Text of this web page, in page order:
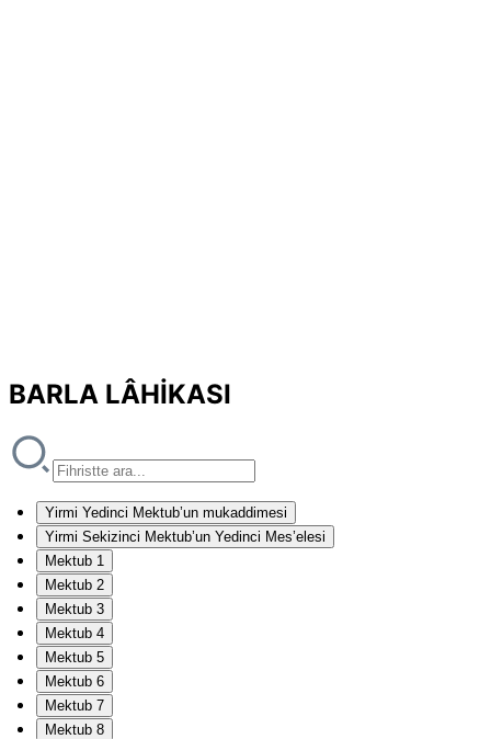
BARLA LÂHİKASI
Yirmi Yedinci Mektub’un mukaddimesi
Yirmi Sekizinci Mektub’un Yedinci Mes’elesi
Mektub 1
Mektub 2
Mektub 3
Mektub 4
Mektub 5
Mektub 6
Mektub 7
Mektub 8